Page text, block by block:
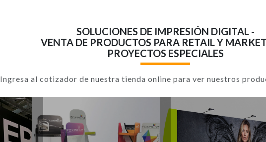
SOLUCIONES DE IMPRESIÓN DIGITAL -
VENTA DE PRODUCTOS PARA RETAIL Y
PROYECTOS ESPECIALES
Ingresa al cotizador de nuestra tienda online para ver nuestros